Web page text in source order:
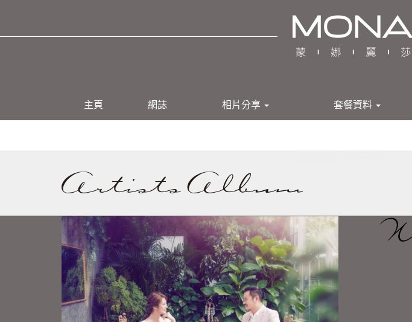
主頁 網誌 相片分享 套餐資料